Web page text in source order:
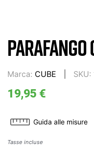
Marca: CUBE SKU:
19,95 €
Guida alle misure
Tasse incluse